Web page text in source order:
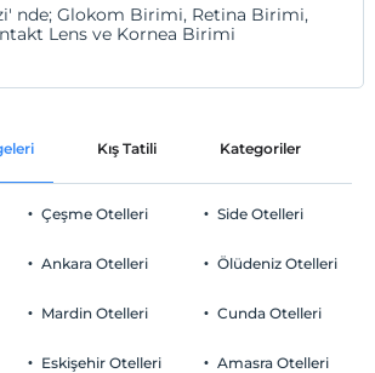
nde; Glokom Birimi, Retina Birimi,
Lens ve Kornea Birimi
Kış Tatili Kategoriler
Çeşme Otelleri
Ankara Otelleri
Mardin Otelleri
Eskişehir Otelleri
Side Otelleri
Ölüdeniz Otelleri
Cunda Otelleri
Amasra Otelleri